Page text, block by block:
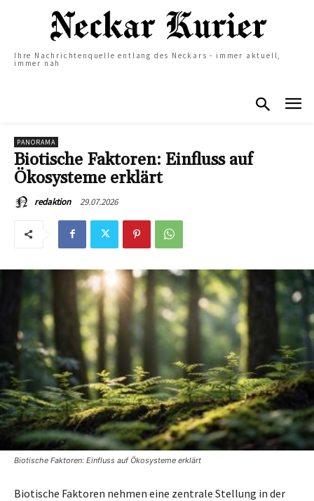
Ihre Nachrichtenquelle entlang des Neckars - immer aktuell,
immer nah
PANORAMA
Biotische Faktoren: Einfluss auf
Ökosysteme erklärt
redaktion 29.07.2026
Biotische Faktoren: Einfluss auf Ökosysteme erklärt
Biotische Faktoren nehmen eine zentrale Stellung in der